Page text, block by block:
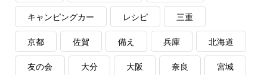
キャンピングカー レシピ 三重
京都 佐賀 備え 兵庫 北海道
友の会 大分 大阪 奈良 宮城